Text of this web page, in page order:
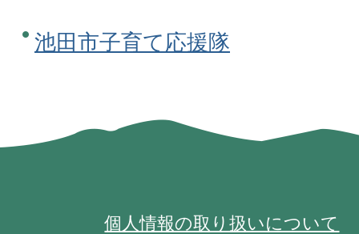
池田市子育て応援隊
個人情報の取り扱いについて